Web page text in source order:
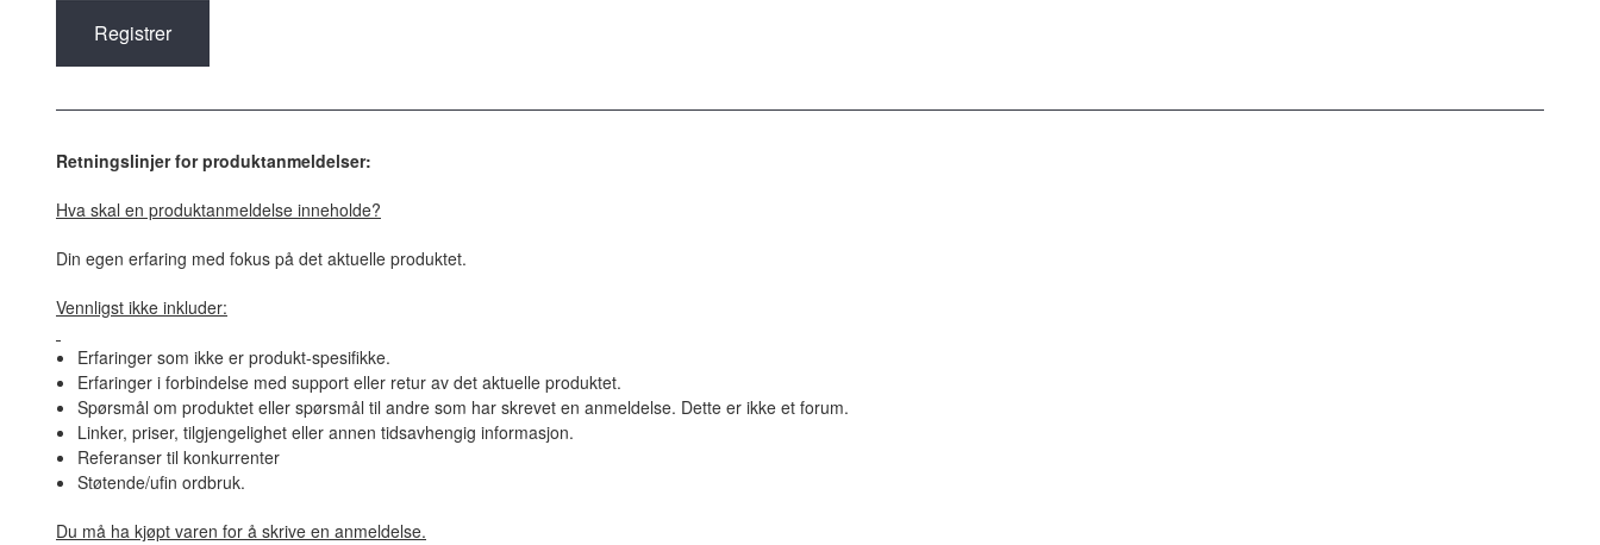
Retningslinjer for produktanmeldelser:
Hva skal en produktanmeldelse inneholde?
Din egen erfaring med fokus på det aktuelle produktet.
Vennligst ikke inkluder:
Erfaringer som ikke er produkt-spesifikke.
Erfaringer i forbindelse med support eller retur av det aktuelle produktet.
Spørsmål om produktet eller spørsmål til andre som har skrevet en anmeldelse. Dette er ikke et forum.
Linker, priser, tilgjengelighet eller annen tidsavhengig informasjon.
Referanser til konkurrenter
Støtende/ufin ordbruk.
Du må ha kjøpt varen for å skrive en anmeldelse.